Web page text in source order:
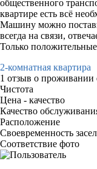
общественного
квартире есть всё
Машину можно
всегда на связи,
Только
2-комнатная квартира
1 отзыв о проживании
Чистота
Цена - качество
Качество
Расположение
Своевременность
Соответствие фото